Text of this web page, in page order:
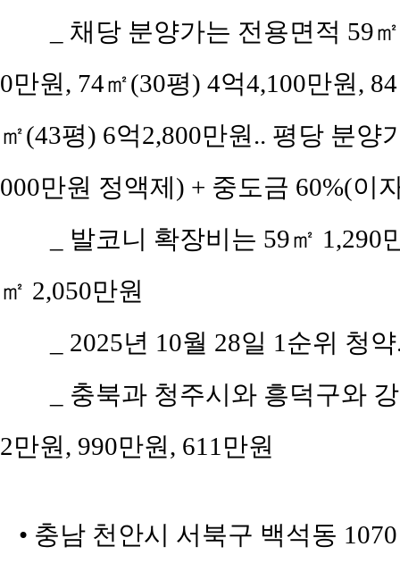
_ 채당 분양가는 전용면적 59
0만원, 74㎡(30평) 4억4,100만원,
㎡(43평) 6억2,800만원.. 평당 분양
000만원 정액제) + 중도금 60%(이
_ 발코니 확장비는 59㎡
㎡ 2,050만원
_ 2025년 10월 28일 1순위 청
_ 충북과 청주시와 흥덕구와
2만원, 990만원, 611만원
• 충남 천안시 서북구 백석동